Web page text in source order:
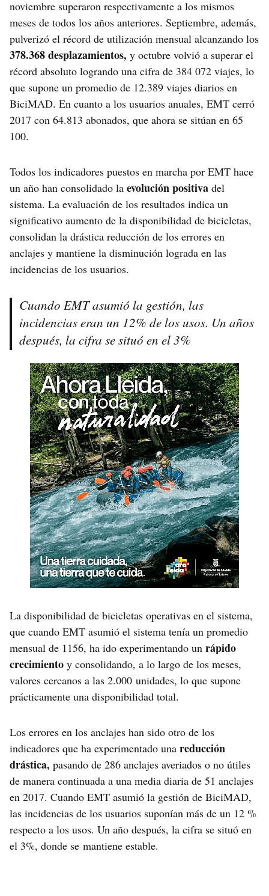
noviembre superaron respectivamente a los mismos
meses de todos los años anteriores. Septiembre, además,
pulverizó el récord de utilización mensual alcanzando los
378.368 desplazamientos, y octubre volvió a superar el
récord absoluto logrando una cifra de 384 072 viajes, lo
que supone un promedio de 12.389 viajes diarios en
BiciMAD. En cuanto a los usuarios anuales, EMT cerró
2017 con 64.813 abonados, que ahora se sitúan en 65
100.
Todos los indicadores puestos en marcha por EMT hace
un año han consolidado la evolución positiva del
sistema. La evaluación de los resultados indica un
significativo aumento de la disponibilidad de bicicletas,
consolidan la drástica reducción de los errores en
anclajes y mantiene la disminución lograda en las
incidencias de los usuarios.
Cuando EMT asumió la gestión, las
incidencias eran un 12% de los usos. Un años
después, la cifra se situó en el 3%
La disponibilidad de bicicletas operativas en el sistema,
que cuando EMT asumió el sistema tenía un promedio
mensual de 1156, ha ido experimentando un rápido
crecimiento y consolidando, a lo largo de los meses,
valores cercanos a las 2.000 unidades, lo que supone
prácticamente una disponibilidad total.
Los errores en los anclajes han sido otro de los
indicadores que ha experimentado una reducción
drástica, pasando de 286 anclajes averiados o no útiles
de manera continuada a una media diaria de 51 anclajes
en 2017. Cuando EMT asumió la gestión de BiciMAD,
las incidencias de los usuarios suponían más de un 12 %
respecto a los usos. Un año después, la cifra se situó en
el 3%, donde se mantiene estable.